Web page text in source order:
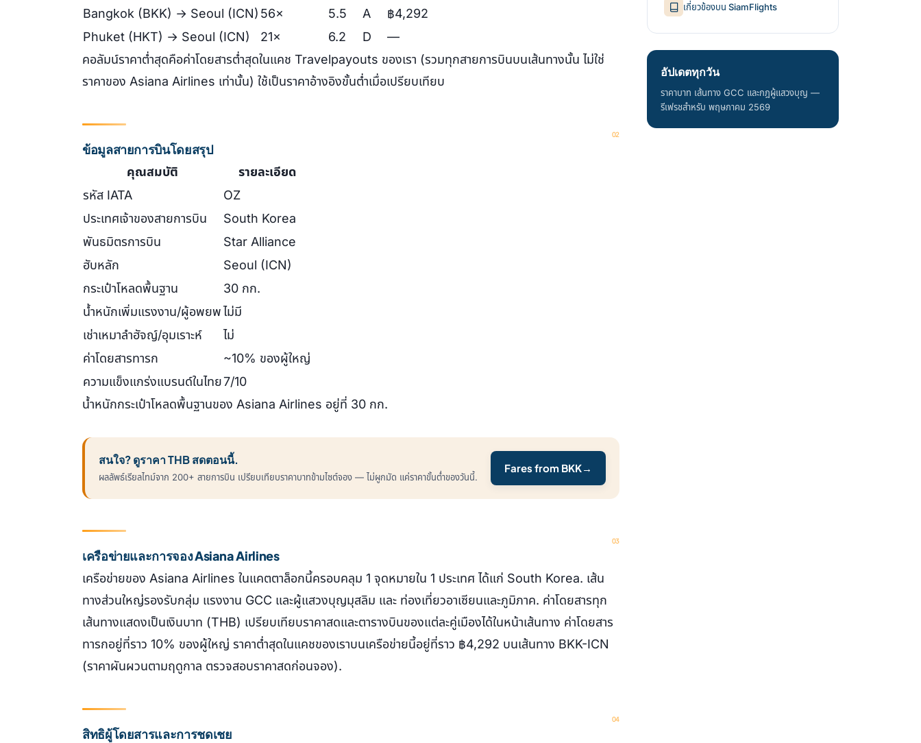
Bangkok (BKK) → Seoul (ICN) 56× 5.5 A
฿4,292
Phuket (HKT) → Seoul (ICN)
21× 6.2 D
—
คอลัมน์ราคาต่ำสุดคือค่าโดยสารต่ำสุดในแคช Travelpayouts ของเรา (รวมทุกสายการบินบนเส้นทางนั้น ไม่ใช่
ราคาของ Asiana Airlines เท่านั้น) ใช้เป็นราคาอ้างอิงขั้นต่ำเมื่อเปรียบเทียบ
ข้อมูลสายการบินโดยสรุป
คุณสมบัติ
รายละเอียด
รหัส IATA
OZ
ประเทศเจ้าของสายการบิน
South Korea
พันธมิตรการบิน
Star Alliance
ฮับหลัก
Seoul (ICN)
กระเป๋าโหลดพื้นฐาน
30 กก.
น้ำหนักเพิ่มแรงงาน/ผู้อพยพไม่มี
เช่าเหมาลำฮัจญ์/อุมเราะห์
ไม่
ค่าโดยสารทารก
~10% ของผู้ใหญ่
ความแข็งแกร่งแบรนด์ในไทย7/10
น้ำหนักกระเป๋าโหลดพื้นฐานของ Asiana Airlines อยู่ที่ 30 กก.
สนใจ? ดูราคา THB สดตอนนี้.
ผลลัพธ์เรียลไทม์จาก 200+ สายการบิน เปรียบเทียบราคาบาทข้ามไซต์จอง — ไม่ผูกมัด แค่ราคาขั้นต่ำของวันนี้.
Fares from BKK→
เครือข่ายและการจอง Asiana Airlines
เครือข่ายของ Asiana Airlines ในแคตตาล็อกนี้ครอบคลุม 1 จุดหมายใน 1 ประเทศ ได้แก่ South Korea. เส้น
ทางส่วนใหญ่รองรับกลุ่ม แรงงาน GCC และผู้แสวงบุญมุสลิม และ ท่องเที่ยวอาเซียนและภูมิภาค. ค่าโดยสารทุก
เส้นทางแสดงเป็นเงินบาท (THB) เปรียบเทียบราคาสดและตารางบินของแต่ละคู่เมืองได้ในหน้าเส้นทาง ค่าโดยสาร
ทารกอยู่ที่ราว 10% ของผู้ใหญ่ ราคาต่ำสุดในแคชของเราบนเครือข่ายนี้อยู่ที่ราว ฿4,292 บนเส้นทาง BKK-ICN
(ราคาผันผวนตามฤดูกาล ตรวจสอบราคาสดก่อนจอง).
สิทธิผู้โดยสารและการชดเชย
เกี่ยวข้องบน SiamFlights
อัปเดตทุกวัน
ราคาบาท เส้นทาง GCC และกฎผู้แสวงบุญ —
รีเฟรชสำหรับ พฤษภาคม 2569